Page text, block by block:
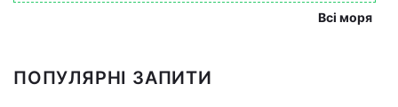
Всі моря
ПОПУЛЯРНІ ЗАПИТИ